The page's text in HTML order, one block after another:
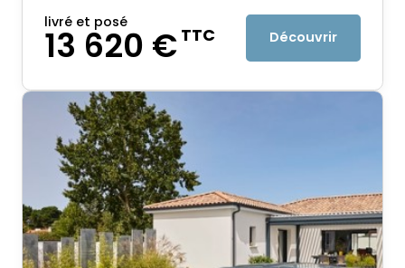
livré et posé
13 620 €TTC Découvrir